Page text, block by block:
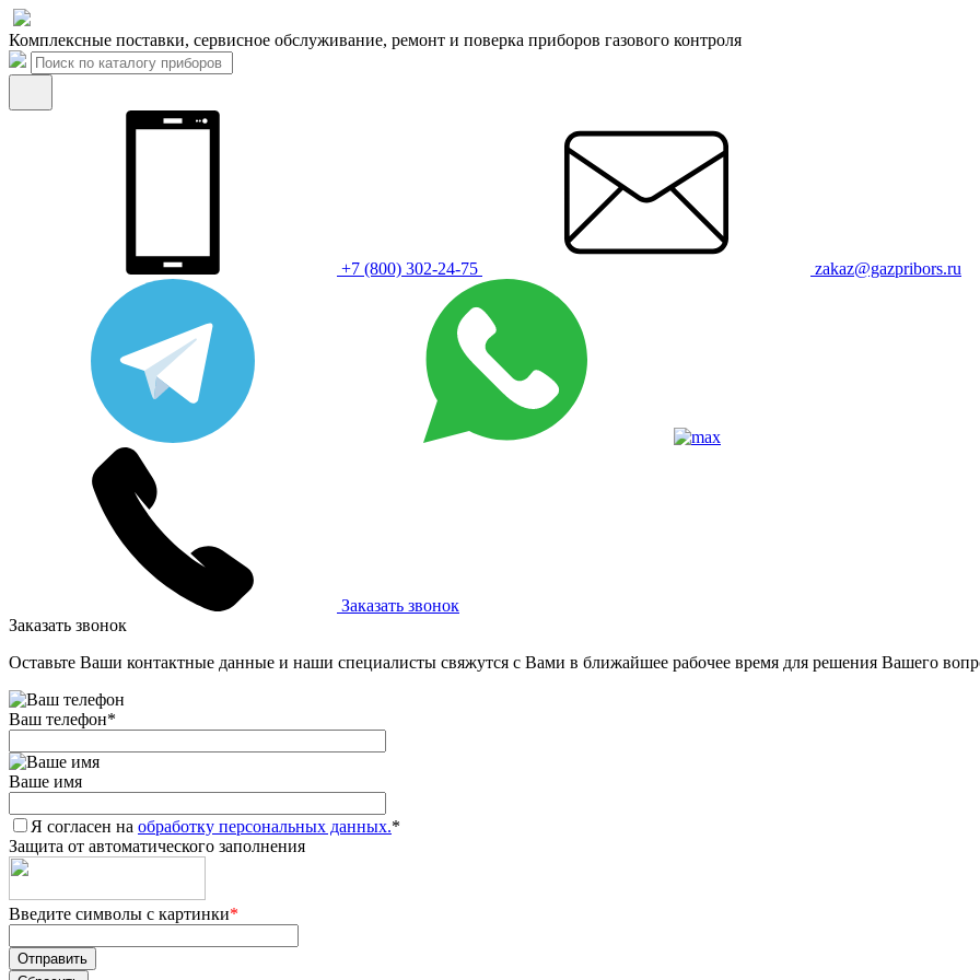
Комплексные поставки, сервисное обслуживание, ремонт и поверка приборов газового контроля
+7 (800) 302-24-75 zakaz@gazpribors.ru
Заказать звонок
Заказать звонок
Оставьте Ваши контактные данные и наши специалисты свяжутся с Вами в ближайшее рабочее время для решения Вашего
Ваш телефон*
Ваше имя
Я согласен на обработку персональных данных.*
Защита от автоматического заполнения
Введите символы с картинки*